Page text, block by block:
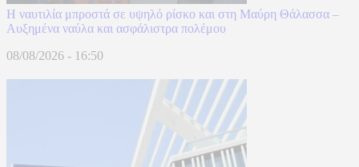
Η ναυτιλία μπροστά σε υψηλό ρίσκο και στη Μαύρη Θάλασσα –
Αυξημένα ναύλα και ασφάλιστρα πολέμου
08/08/2026 - 16:50